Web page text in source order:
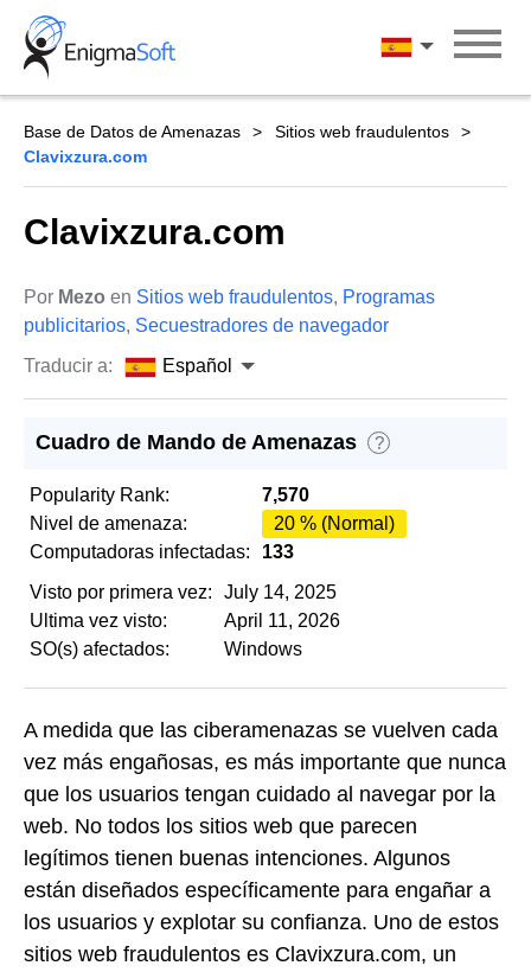
Skip
content
Español
Base de Datos de Amenazas
Sitios web fraudulentos
Clavixzura.com
Clavixzura.com
Por Mezo en Sitios web fraudulentos, Programas
publicitarios, Secuestradores de navegador
Traducir a:
Español
Cuadro de Mando de Amenazas ?
Popularity Rank:
7,570
Nivel de amenaza:
20 % (Normal)
Computadoras infectadas:
133
Visto por primera vez:
July 14, 2025
Ultima vez visto:
April 11, 2026
SO(s) afectados:
Windows
A medida que las ciberamenazas se vuelven cada
vez más engañosas, es más importante que nunca
que los usuarios tengan cuidado al navegar por la
web. No todos los sitios web que parecen
legítimos tienen buenas intenciones. Algunos
están diseñados específicamente para engañar a
los usuarios y explotar su confianza. Uno de estos
sitios web fraudulentos es Clavixzura.com, un